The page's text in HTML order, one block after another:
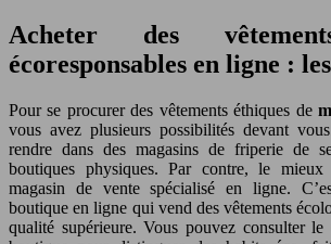
Acheter des
écoresponsables en ligne :
Pour se procurer des vêtements éthiques de
vous avez plusieurs possibilités devant
rendre dans des magasins de friperie de
boutiques physiques. Par contre, le
magasin de vente spécialisé en ligne.
boutique en ligne qui vend des vêtements
qualité supérieure. Vous pouvez consulter le